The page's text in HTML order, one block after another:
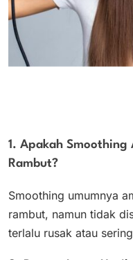
1. Apakah Smoothing
Rambut?
Smoothing umumnya
rambut, namun tidak
terlalu rusak atau